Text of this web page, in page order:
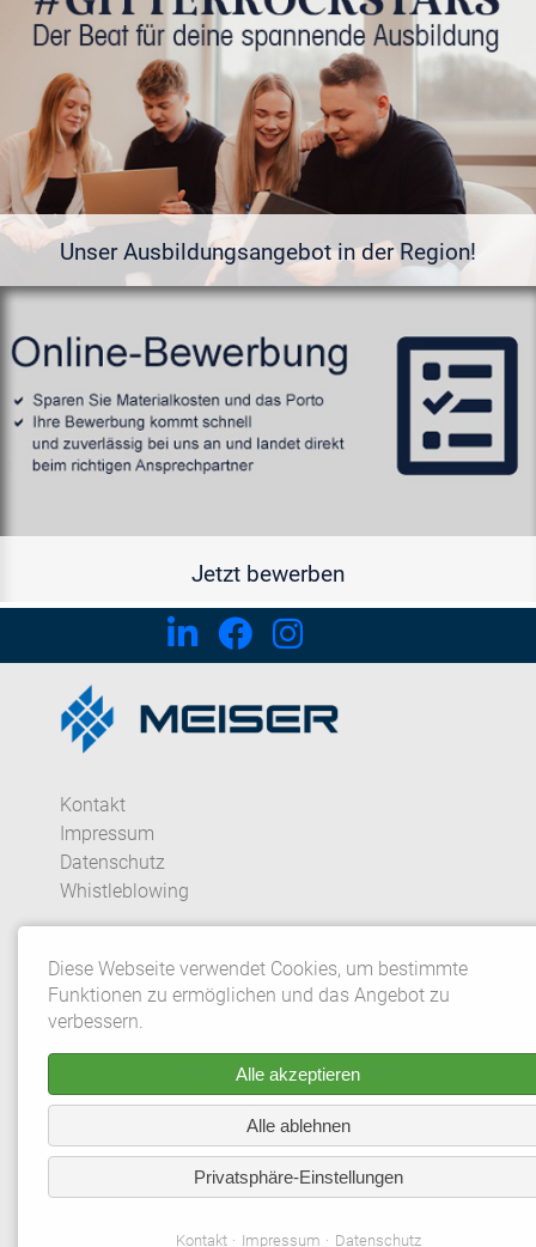
Unser Ausbildungsangebot in der Region!
Jetzt bewerben
Kontakt
Impressum
Datenschutz
Whistleblowing
© 2026 Gebrüder MEISER GmbH. Alle Rechte
*Aus redaktionellen Gründen wird bei
Personenbezeichnungen und personenbezogenen
Hauptwörtern die männliche Form verwendet.
Entsprechende Begriffe gelten im Sinne der
Gleichbehandlung grundsätzlich für alle Geschlechter. Die
Diese Webseite verwendet Cookies, um bestimmte
Funktionen zu ermöglichen und das Angebot zu
verbessern.
Alle akzeptieren
Alle ablehnen
Privatsphäre-Einstellungen
Kontakt Impressum Datenschutz